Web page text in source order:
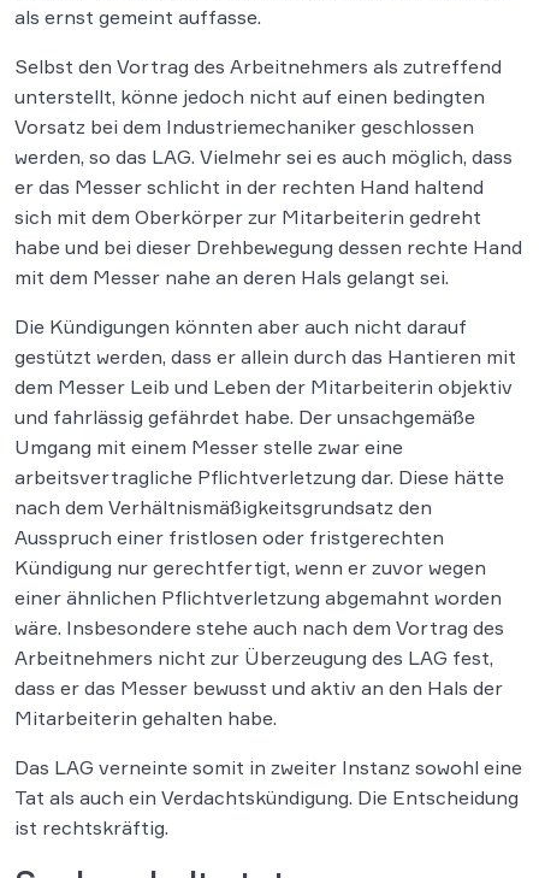
als ernst gemeint auffasse.
Selbst den Vortrag des Arbeitnehmers als zutreffend
unterstellt, könne jedoch nicht auf einen bedingten
Vorsatz bei dem Industriemechaniker geschlossen
werden, so das LAG. Vielmehr sei es auch möglich, dass
er das Messer schlicht in der rechten Hand haltend
sich mit dem Oberkörper zur Mitarbeiterin gedreht
habe und bei dieser Drehbewegung dessen rechte Hand
mit dem Messer nahe an deren Hals gelangt sei.
Die Kündigungen könnten aber auch nicht darauf
gestützt werden, dass er allein durch das Hantieren mit
dem Messer Leib und Leben der Mitarbeiterin objektiv
und fahrlässig gefährdet habe. Der unsachgemäße
Umgang mit einem Messer stelle zwar eine
arbeitsvertragliche Pflichtverletzung dar. Diese hätte
nach dem Verhältnismäßigkeitsgrundsatz den
Ausspruch einer fristlosen oder fristgerechten
Kündigung nur gerechtfertigt, wenn er zuvor wegen
einer ähnlichen Pflichtverletzung abgemahnt worden
wäre. Insbesondere stehe auch nach dem Vortrag des
Arbeitnehmers nicht zur Überzeugung des LAG fest,
dass er das Messer bewusst und aktiv an den Hals der
Mitarbeiterin gehalten habe.
Das LAG verneinte somit in zweiter Instanz sowohl eine
Tat als auch ein Verdachtskündigung. Die Entscheidung
ist rechtskräftig.